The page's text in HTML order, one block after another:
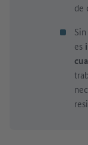
de
es